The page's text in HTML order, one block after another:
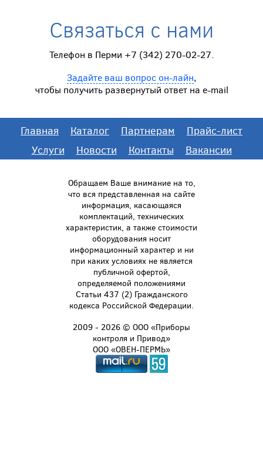
Связаться с нами
Телефон в Перми +7 (342) 270-02-27.
Задайте ваш вопрос он-лайн,
чтобы получить развернутый ответ на e-mail
Главная Каталог Партнерам
Прайс-лист
Услуги
Новости Контакты Вакансии
Обращаем Ваше внимание на то,
что вся представленная на сайте
информация, касающаяся
комплектаций, технических
характеристик, а также стоимости
оборудования носит
информационный характер и ни
при каких условиях не является
публичной офертой,
определяемой положениями
Статьи 437 (2) Гражданского
кодекса Российской Федерации.
2009 - 2026 © ООО «Приборы
контроля и Привод»
ООО «ОВЕН-ПЕРМЬ»